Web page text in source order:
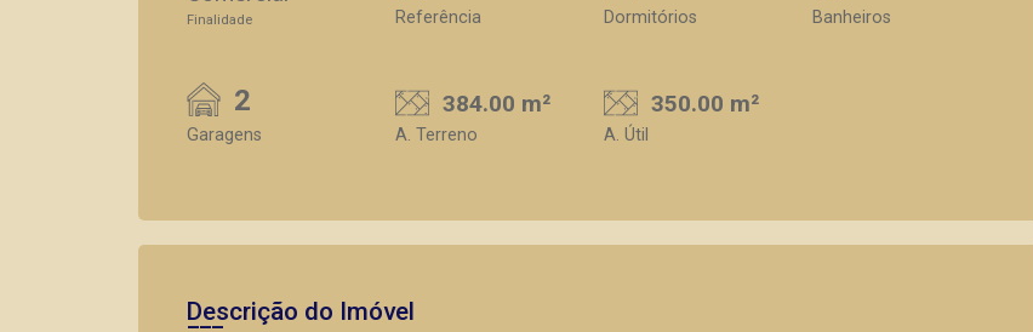
Finalidade Referência Dormitórios Banheiros
2
Garagens
384.00 m²
A. Terreno
350.00 m²
A. Útil
Descrição do Imóvel